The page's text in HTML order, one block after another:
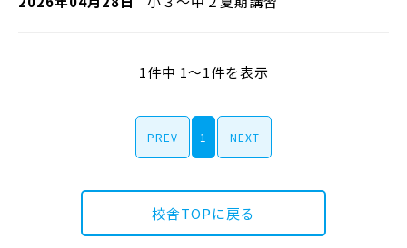
1件中 1～1件を表示
PREV 1 NEXT
校舎TOPに戻る